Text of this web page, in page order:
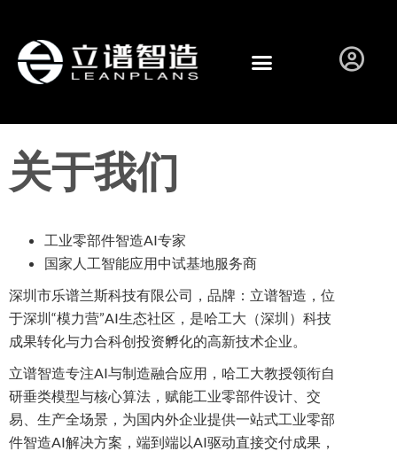
关于我们
工业零部件智造AI专家
国家人工智能应用中试基地服务商
深圳市乐谱兰斯科技有限公司，品牌：立谱智造，位
于深圳“模力营”AI生态社区，是哈工大（深圳）科技
成果转化与力合科创投资孵化的高新技术企业。
立谱智造专注AI与制造融合应用，哈工大教授领衔自
研垂类模型与核心算法，赋能工业零部件设计、交
易、生产全场景，为国内外企业提供一站式工业零部
件智造AI解决方案，端到端以AI驱动直接交付成果，